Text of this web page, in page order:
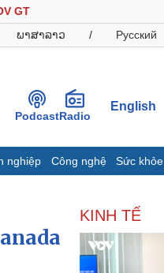
GT
ພາສາລາວ / Русский
PodcastRadio
English
nghiệp Công nghệ Sức khỏe
Bất động sản
Khởi nghiệp
KINH TẾ